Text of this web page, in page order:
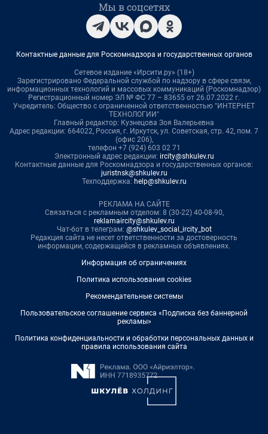
Мы в соцсетях
Контактные данные для Роскомнадзора и государственных органов
Сетевое издание «Ирсити.ру» (18+)
Зарегистрировано Федеральной службой по надзору в сфере связи,
информационных технологий и массовых коммуникаций (Роскомнадзор)
Регистрационный номер ЭЛ № ФС 77 – 83655 от 26.07.2022 г.
Учредитель: Общество с ограниченной ответственностью "ИНТЕРНЕТ
ТЕХНОЛОГИИ"
Главный редактор: Кузнецова Зоя Валерьевна
Адрес редакции: 664022, Россия, г. Иркутск, ул. Советская, стр. 42, пом. 7
(офис 206),
телефон +7 (924) 603 02 71
Электронный адрес редакции: ircity@shkulev.ru
Контактные данные для Роскомнадзора и государственных органов:
juristnsk@shkulev.ru
Техподдержка: help@shkulev.ru
РЕКЛАМА НА САЙТЕ
Связаться с рекламным отделом: 8 (30-22) 40-08-90,
reklamaircity@shkulev.ru
Чат-бот в телеграм: @shkulev_social_ircity_bot
Редакция сайта не несет ответственности за достоверность
информации, содержащейся в рекламных объявлениях.
Информация об ограничениях
Политика использования cookies
Рекомендательные системы
Пользовательское соглашение сервиса «Подписка без баннерной
рекламы»
Политика конфиденциальности и обработки персональных данных и
правила использования сайта